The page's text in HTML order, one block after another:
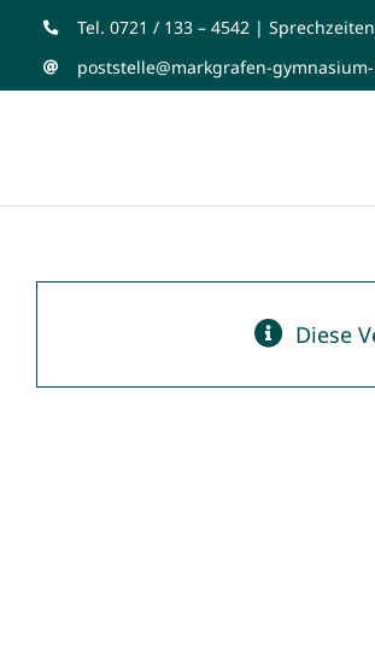
Zum
Inhalt
Tel. 0721 / 133 – 4542 |
poststelle@markgrafen-
Diese